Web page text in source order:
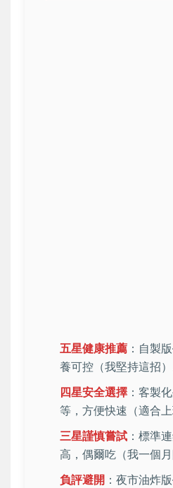
五星健康推薦 ：自製
養可控（我堅持這招）
四星安全選擇 ：客製
等，方便快速（適合上
三星謹慎嘗試 ：標準
高，偶爾吃（我一個月
負評避開 ：夜市油炸